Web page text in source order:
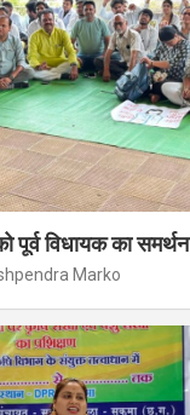
पूर्व विधायक का समर्थन
Marko